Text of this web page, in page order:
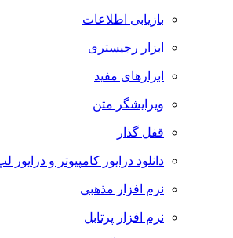
بازیابی اطلاعات
ابزار رجیستری
ابزارهای مفید
ویرایشگر متن
قفل گذار
دانلود درایور کامپیوتر و درایور
نرم افزار مذهبی
نرم افزار پرتابل